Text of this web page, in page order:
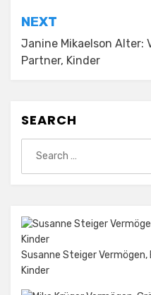
NEXT
Janine Mikaelson Alter:
Partner, Kinder
SEARCH
for:
Susanne Steiger
Kinder